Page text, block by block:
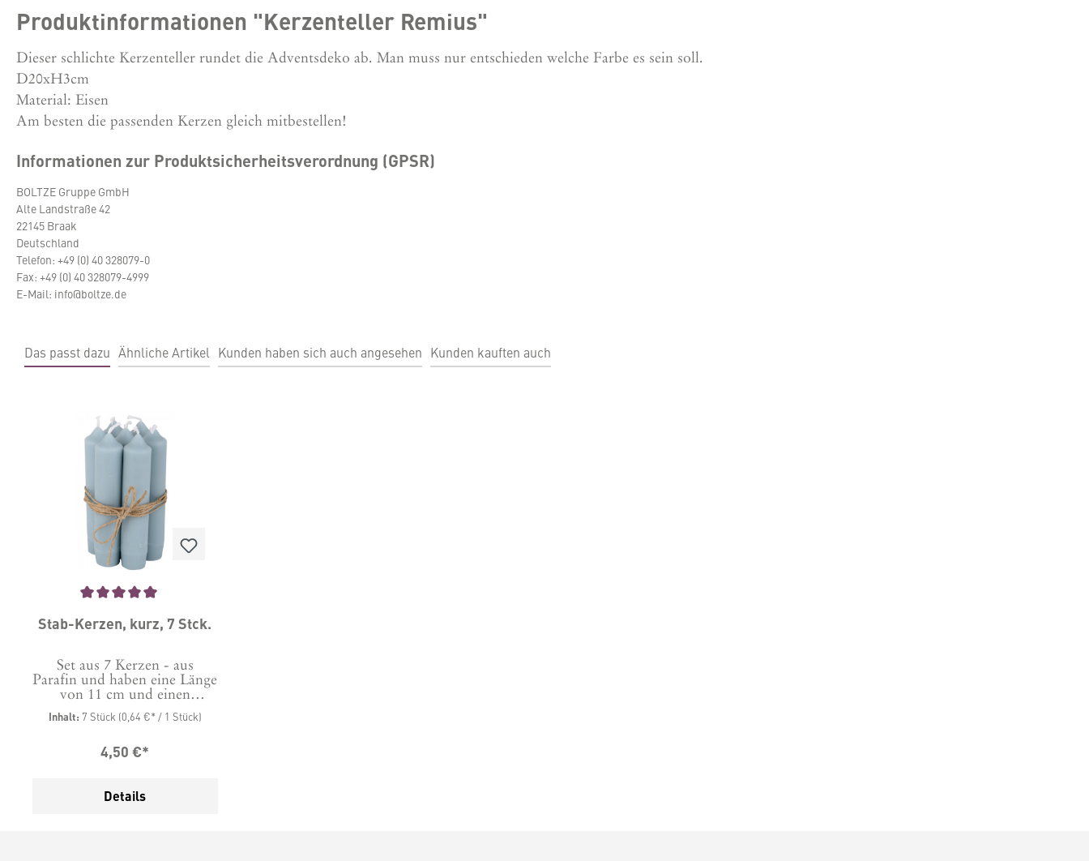
Produktinformationen "Kerzenteller Remius"
Dieser schlichte Kerzenteller rundet die Adventsdeko ab. Man muss nur entschieden welche Farbe es sein soll.
D20xH3cm
Material: Eisen
Am besten die passenden Kerzen gleich mitbestellen!
Informationen zur Produktsicherheitsverordnung (GPSR)
BOLTZE Gruppe GmbH
Alte Landstraße 42
22145 Braak
Deutschland
Telefon: +49 (0) 40 328079-0
Fax: +49 (0) 40 328079-4999
E-Mail: info@boltze.de
Das passt dazu Ähnliche Artikel Kunden haben sich auch angesehen Kunden kauften auch
Stab-Kerzen, kurz, 7 Stck.
Set aus 7 Kerzen - aus
Parafin und haben eine Länge
von 11 cm und einen
Durchmesser von 2,2 cm.
Brenndauer je Kerze etwa 4
enthalten ein Paket mit 7
auswählen.
Inhalt: 7 Stück (0,64 €* / 1 Stück)
4,50 €*
Details